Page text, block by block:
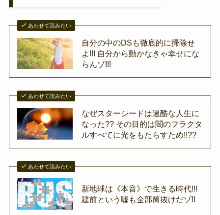
あわせて読みたい
自分の中のDSも徹底的に掃除せ
よ!!! 自分から動かなきゃ幸せにな
らんゾ!!!
あわせて読みたい
なぜスターシードは過酷な人生に
なった?? その目的は闇のフラクタ
ルすべてに光をもたらすため!!??
あわせて読みたい
新地球は《本音》で生きる時代!!!
建前という嘘も全部筒抜けだゾ!!